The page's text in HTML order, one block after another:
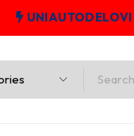
UNIAUTODELOVI